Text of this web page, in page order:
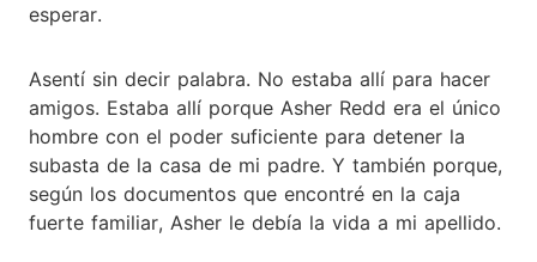
esperar.
Asentí sin decir palabra. No estaba allí para hacer
amigos. Estaba allí porque Asher Redd era el único
hombre con el poder suficiente para detener la
subasta de la casa de mi padre. Y también porque,
según los documentos que encontré en la caja
fuerte familiar, Asher le debía la vida a mi apellido.